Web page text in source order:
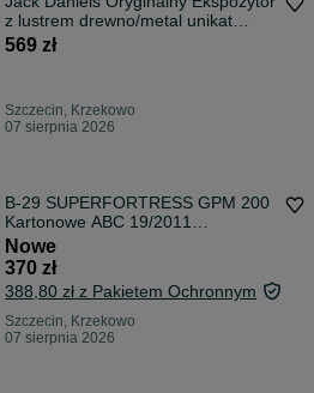
z lustrem drewno/metal unikat
SZCZECIN
569 zł
Szczecin, Krzekowo
07 sierpnia 2026
B-29 SUPERFORTRESS GPM 200
Kartonowe ABC 19/2011
superforteca Enola
Nowe
370 zł
388,80 zł z Pakietem Ochronnym
Szczecin, Krzekowo
07 sierpnia 2026